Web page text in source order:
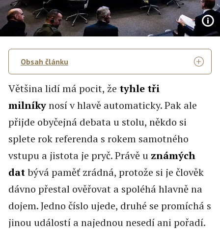
Obsah článku
Většina lidí má pocit, že tyhle tři
milníkynosí v hlavě automaticky. Pak ale
přijde obyčejná debata u stolu, někdo si
splete rok referenda s rokem samotného
vstupu a jistota je pryč. Právě u známých
datbývá paměť zrádná, protože si je člověk
dávno přestal ověřovat a spoléhá hlavně na
dojem. Jedno číslo ujede, druhé se promíchá s
jinou událostí a najednou nesedí ani pořadí.